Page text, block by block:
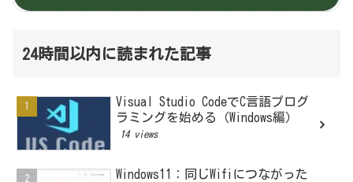
24時間以内に読まれた記事
Visual Studio CodeでC言語プログ
ラミングを始める（Windows編）
14 views
Windows11：同じWifiにつながった